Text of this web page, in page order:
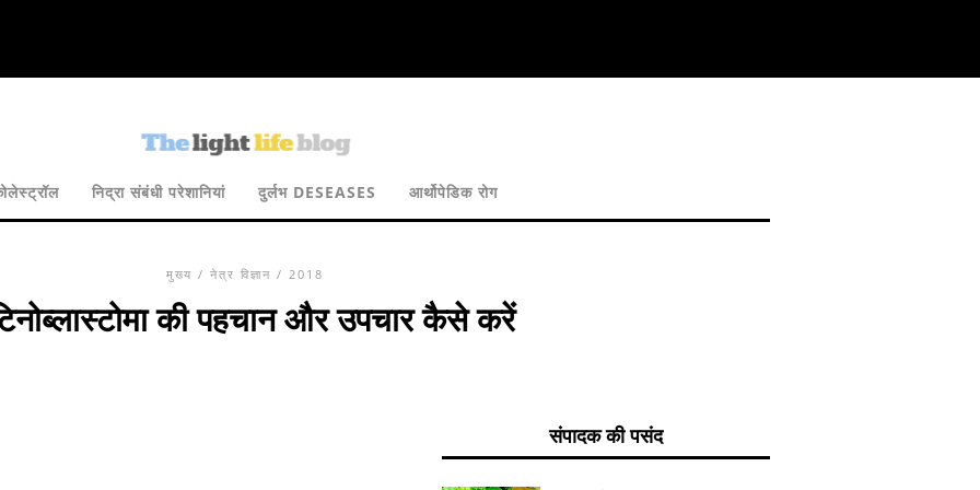
निद्रा संबंधी परेशानियां दुर्लभ DESEASES आर्थोपेडिक रोग
मुख्य / नेत्र विज्ञान / 2018
की पहचान और उपचार कैसे करें
संपादक की पसंद